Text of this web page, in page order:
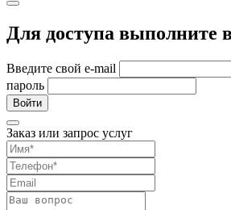
Для доступа выполните
Введите свой e-mail
пароль
Войти
Заказ или запрос услуг